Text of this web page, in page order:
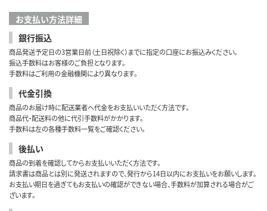
お支払い方法詳細
銀行振込
商品発送予定日の3営業日前（土日祝除く）までに指定の口座にお振込みください。
振込手数料はお客様のご負担となります。
手数料はご利用の金融機関により異なります。
代金引換
商品のお届け時に配送業者へ代金をお支払いいただく方法です。
商品代・配送料の他に代引手数料がかかります。
手数料は左の各種手数料一覧をご確認ください。
後払い
商品の到着を確認してからお支払いいただく方法です。
請求書は商品とは別に発送されますので、発行から14日以内にお支払いをお願いします。
お支払い期日を過ぎてもお支払いの確認ができない場合、手数料が加算される場合がご
ざいます。